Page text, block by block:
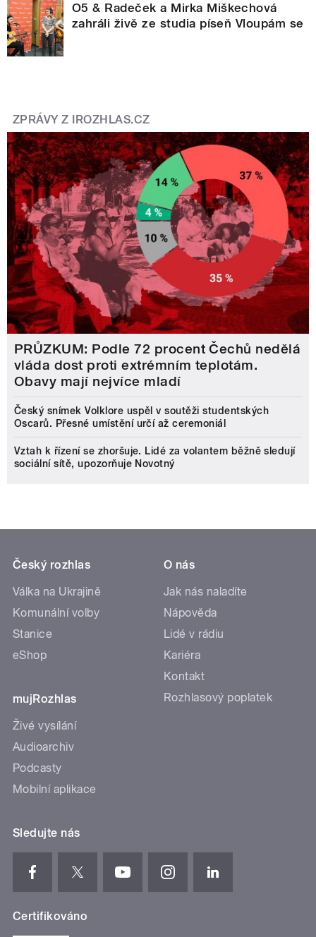
O5 & Radeček a Mirka Miškechová
zahráli živě ze studia píseň Vloupám se
ZPRÁVY Z IROZHLAS.CZ
PRŮZKUM: Podle 72 procent Čechů nedělá
vláda dost proti extrémním teplotám.
Obavy mají nejvíce mladí
Český snímek Volklore uspěl v soutěži studentských
Oscarů. Přesné umístění určí až ceremoniál
Vztah k řízení se zhoršuje. Lidé za volantem běžně sledují
sociální sítě, upozorňuje Novotný
Český rozhlas
Válka na Ukrajině
Komunální volby
Stanice
eShop
mujRozhlas
Živé vysílání
Audioarchiv
Podcasty
Mobilní aplikace
O nás
Jak nás naladíte
Nápověda
Lidé v rádiu
Kariéra
Kontakt
Rozhlasový poplatek
Sledujte nás
Certifikováno